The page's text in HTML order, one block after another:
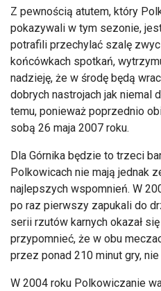
Z pewnością atutem, który
pokazywali w tym sezonie,
potrafili przechylać szalę
końcówkach spotkań,
nadzieję, że w środę będą
dobrych nastrojach jak niemal
temu, ponieważ poprzednio
sobą 26 maja 2007 roku.
Dla Górnika będzie to trzeci
Polkowicach nie mają jednak
najlepszych wspomnień. W
po raz pierwszy zapukali do
serii rzutów karnych okazał
przypomnieć, że w obu
przez ponad 210 minut gry, nie
W 2004 roku Polkowiczanie